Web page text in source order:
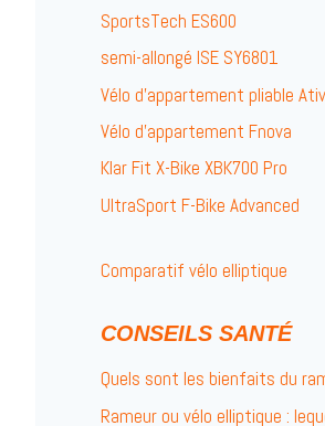
SportsTech ES600
semi-allongé ISE SY6801
Vélo d’appartement pliable
Vélo d’appartement Fnova
Klar Fit X-Bike XBK700 Pro
UltraSport F-Bike Advanced
Comparatif vélo elliptique
CONSEILS SANTÉ
Quels sont les bienfaits du
Rameur ou vélo elliptique :